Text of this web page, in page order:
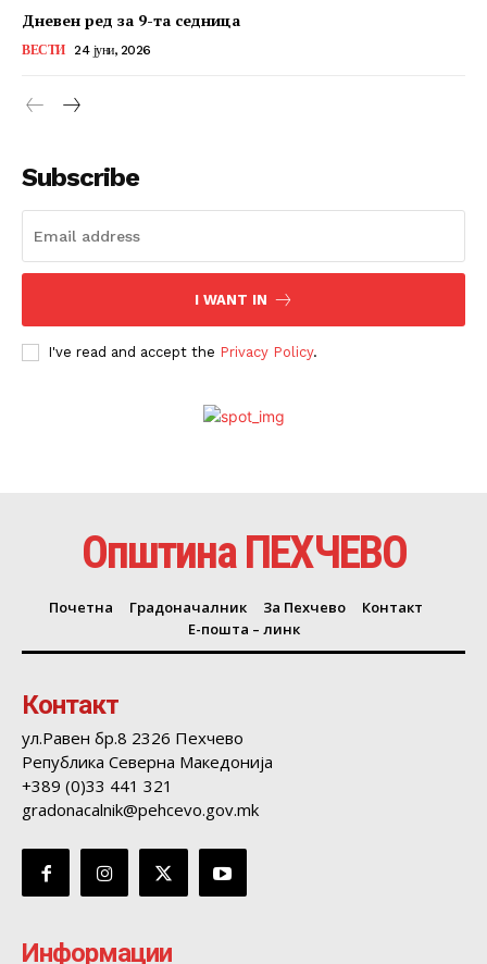
Дневен ред за 9-та седница
ВЕСТИ 24 јуни, 2026
Subscribe
I WANT IN
I've read and accept the Privacy Policy.
Општина ПЕХЧЕВО
Почетна Градоначалник За Пехчево
Контакт
Е-пошта – линк
Контакт
ул.Равен бр.8 2326 Пехчево
Република Северна Македонија
+389 (0)33 441 321
gradonacalnik@pehcevo.gov.mk
Информации